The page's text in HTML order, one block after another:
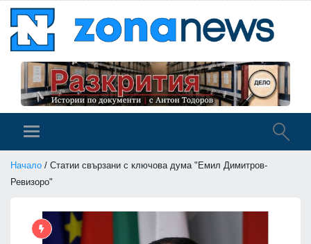
Начало / Статии свързани с ключова дума "Емил Димитров-
Ревизоро"